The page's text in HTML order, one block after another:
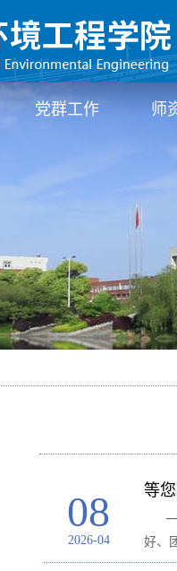
党群工作 师
08
2026-04
等
一
好、